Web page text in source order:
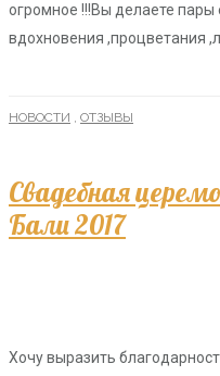
огромное !!!Вы делаете
вдохновения ,процветания
НОВОСТИ , ОТЗЫВЫ
Свадебная
Бали 2017
Хочу выразить